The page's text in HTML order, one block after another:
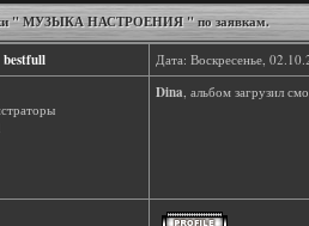
" МУЗЫКА НАСТРОЕНИЯ " по заявкам.
bestfull
Дата: Воскресенье,
Dina, альбом загрузил